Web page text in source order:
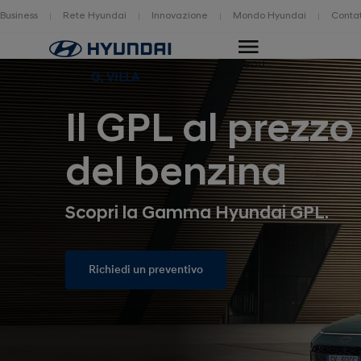
Business Rete Hyundai Innovazione Mondo Hyundai
Home
G. VILLA
Menu
Il GPL al prezzo
del benzina
Scopri la Gamma Hyundai GPL.
Richiedi un preventivo